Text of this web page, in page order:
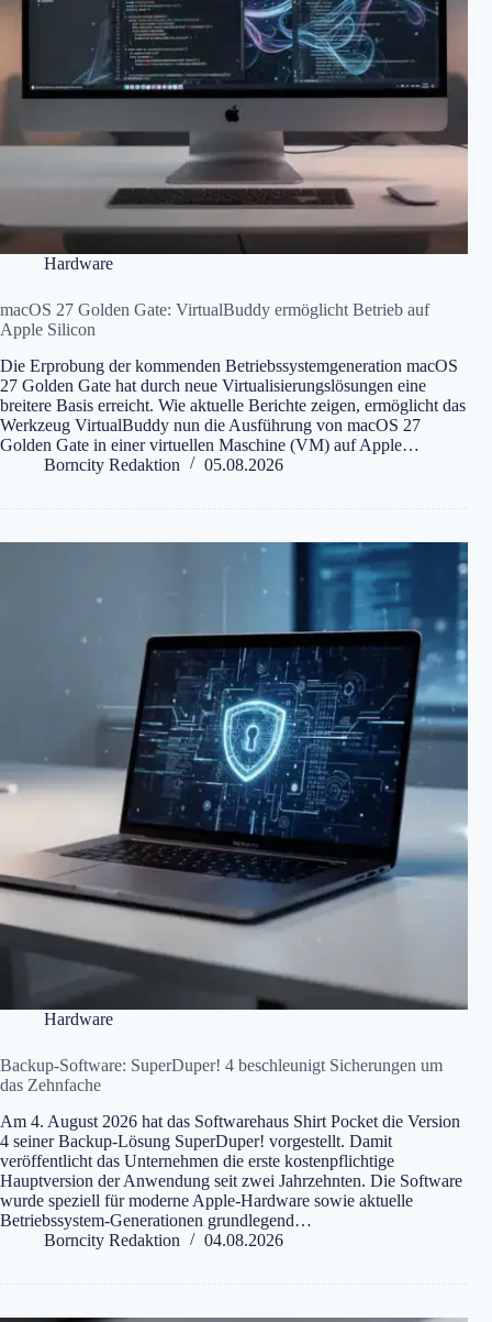
Hardware
macOS 27 Golden Gate: VirtualBuddy ermöglicht Betrieb auf
Apple Silicon
Die Erprobung der kommenden Betriebssystemgeneration macOS
27 Golden Gate hat durch neue Virtualisierungslösungen eine
breitere Basis erreicht. Wie aktuelle Berichte zeigen, ermöglicht das
Werkzeug VirtualBuddy nun die Ausführung von macOS 27
Golden Gate in einer virtuellen Maschine (VM) auf Apple…
Borncity Redaktion
05.08.2026
Hardware
Backup-Software: SuperDuper! 4 beschleunigt Sicherungen um
das Zehnfache
Am 4. August 2026 hat das Softwarehaus Shirt Pocket die Version
4 seiner Backup-Lösung SuperDuper! vorgestellt. Damit
veröffentlicht das Unternehmen die erste kostenpflichtige
Hauptversion der Anwendung seit zwei Jahrzehnten. Die Software
wurde speziell für moderne Apple-Hardware sowie aktuelle
Betriebssystem-Generationen grundlegend…
Borncity Redaktion
04.08.2026